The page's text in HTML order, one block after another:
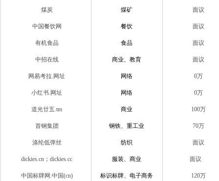
煤炭 煤矿 面议
中国餐饮网 餐饮 面议
有机食品 食品 面议
中招在线 商业、教育 面议
网易考拉.网址 网络 0万
小红书.网址 网络 0万
道光廿五.tm 商业 100万
首钢集团 钢铁、重工业 70万
涤纶低弹丝 纺织 面议
dickies.cn；dickies.cc 服装、商业 面议
中国标牌网.中国(cn) 标识标牌、电子商务 120万